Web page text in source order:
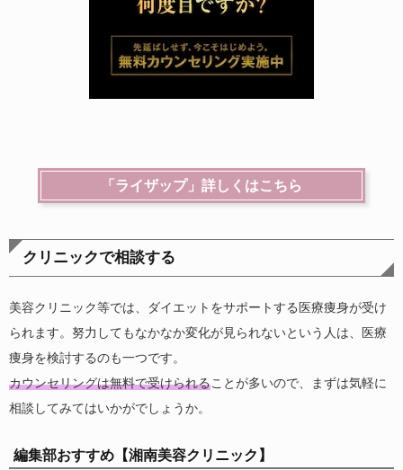
「ライザップ」詳しくはこちら
クリニックで相談する
美容クリニック等では、ダイエットをサポートする医療痩身が受け
られます。努力してもなかなか変化が見られないという人は、医療
痩身を検討するのも一つです。
カウンセリングは無料で受けられることが多いので、まずは気軽に
相談してみてはいかがでしょうか。
編集部おすすめ【湘南美容クリニック】